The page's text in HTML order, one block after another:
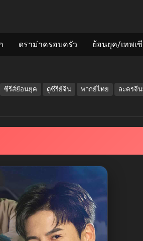
ดราม่าครอบครัว ย้อนยุค/เทพเ
ซีรีส์ย้อนยุค ดูซีรี่ย์จีน พากย์ไทย ละครจี